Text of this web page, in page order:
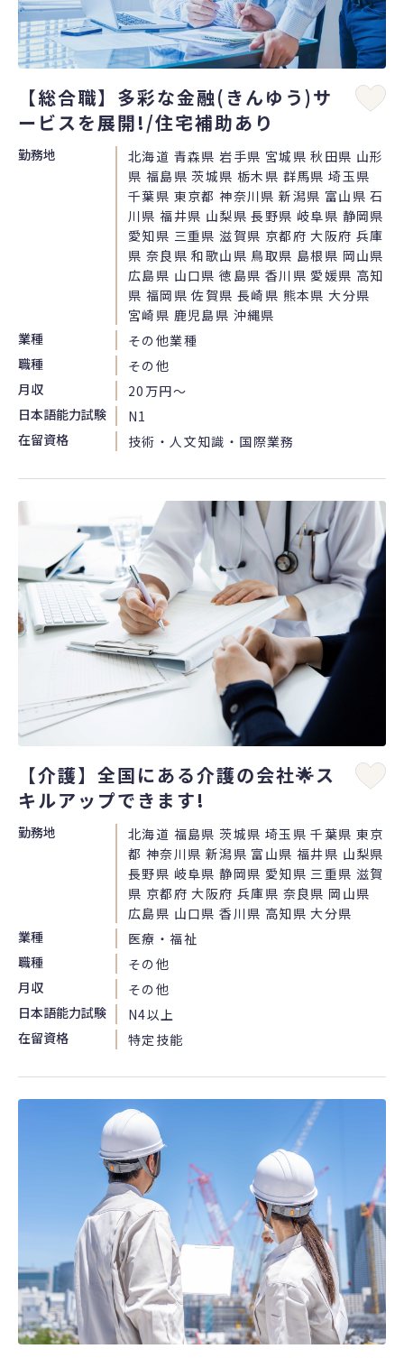
【総合職】多彩な金融(きんゆう)サ
ービスを展開!/住宅補助あり
勤務地
北海道 青森県 岩手県 宮城県 秋田県 山形
県 福島県 茨城県 栃木県 群馬県 埼玉県
千葉県 東京都 神奈川県 新潟県 富山県 石
川県 福井県 山梨県 長野県 岐阜県 静岡県
愛知県 三重県 滋賀県 京都府 大阪府 兵庫
県 奈良県 和歌山県 鳥取県 島根県 岡山県
広島県 山口県 徳島県 香川県 愛媛県 高知
県 福岡県 佐賀県 長崎県 熊本県 大分県
宮崎県 鹿児島県 沖縄県
業種
その他業種
職種
その他
月収
20万円〜
日本語能力試験
N1
在留資格
技術・人文知識・国際業務
【介護】全国にある介護の会社🌟ス
キルアップできます!
勤務地
北海道 福島県 茨城県 埼玉県 千葉県 東京
都 神奈川県 新潟県 富山県 福井県 山梨県
長野県 岐阜県 静岡県 愛知県 三重県 滋賀
県 京都府 大阪府 兵庫県 奈良県 岡山県
広島県 山口県 香川県 高知県 大分県
業種
医療・福祉
職種
その他
月収
その他
日本語能力試験
N4以上
在留資格
特定技能